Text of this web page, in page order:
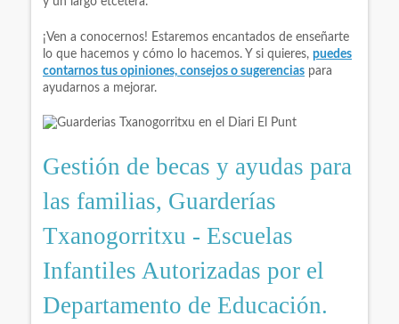
¡Ven a conocernos! Estaremos encantados de enseñarte
lo que hacemos y cómo lo hacemos. Y si quieres, puedes
contarnos tus opiniones, consejos o sugerencias para
ayudarnos a mejorar.
Gestión de becas y ayudas para
las familias, Guarderías
Txanogorritxu - Escuelas
Infantiles Autorizadas por el
Departamento de Educación.